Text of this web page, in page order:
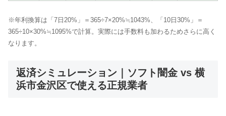
※年利換算は「7日20%」＝365÷7×20%≒1043%、「10日30%」＝
365÷10×30%≒1095%で計算。実際には手数料も加わるためさらに高く
なります。
返済シミュレーション｜ソフト闇金 vs 横
浜市金沢区で使える正規業者